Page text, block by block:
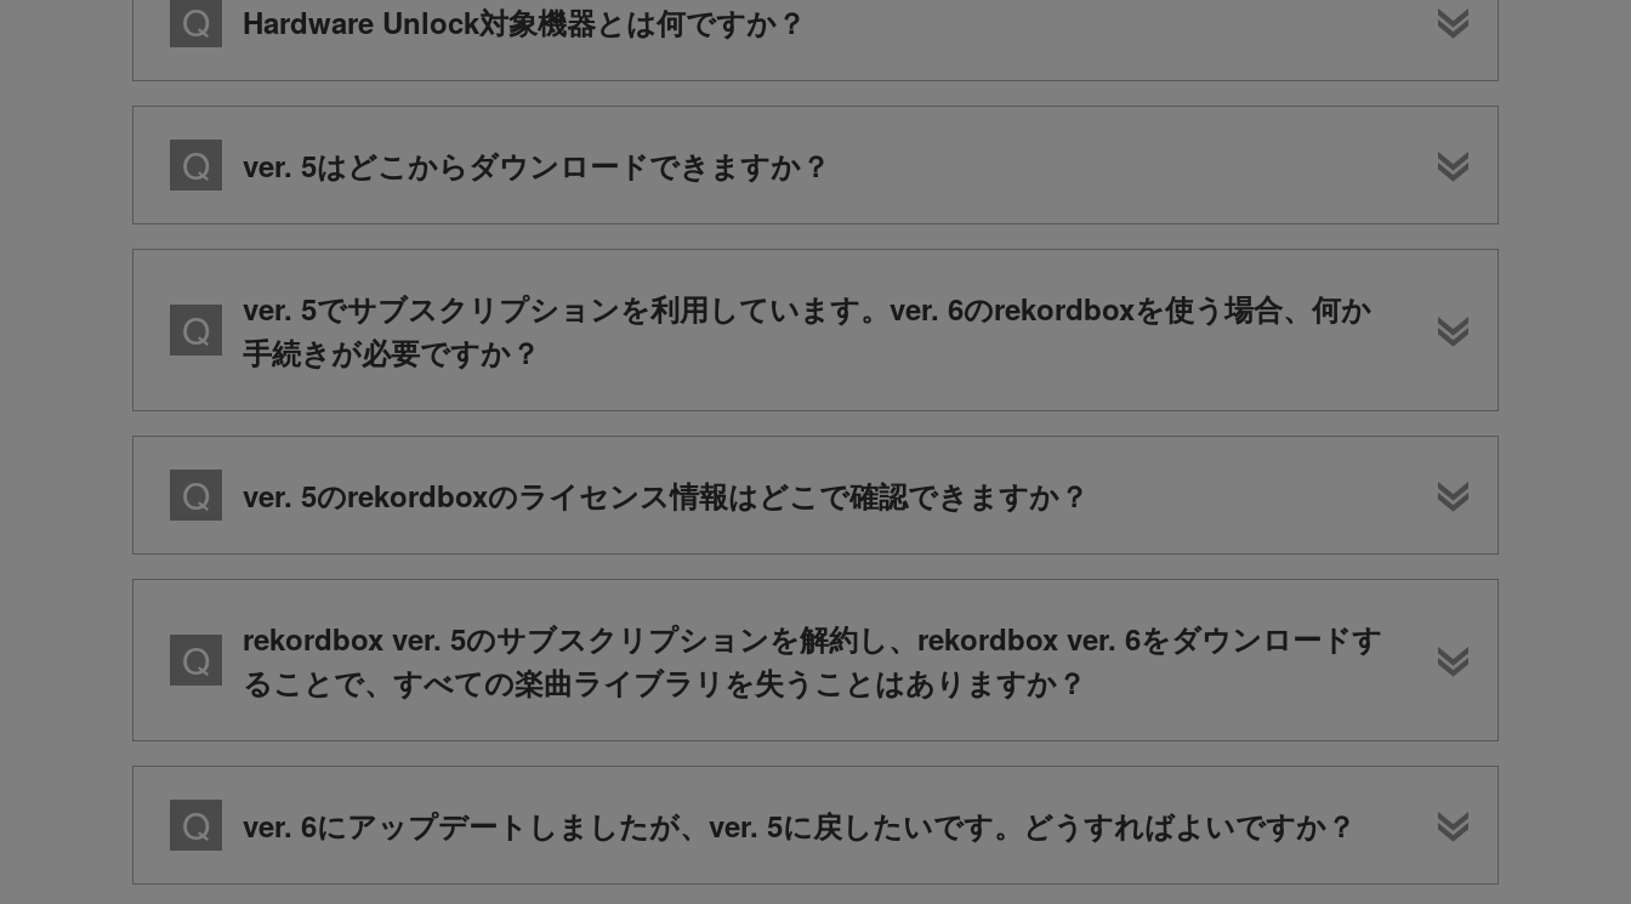
Hardware Unlock対象機器とは何ですか？
ver. 5はどこからダウンロードできますか？
ver. 5でサブスクリプションを利用しています。ver. 6のrekordboxを使う場合、何か
手続きが必要ですか？
ver. 5のrekordboxのライセンス情報はどこで確認できますか？
rekordbox ver. 5のサブスクリプションを解約し、rekordbox ver. 6をダウンロードす
ることで、すべての楽曲ライブラリを失うことはありますか？
ver. 6にアップデートしましたが、ver. 5に戻したいです。どうすればよいですか？